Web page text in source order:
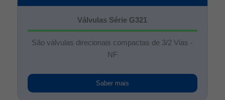
Válvulas Série G321
São válvulas direcionais compactas de 3/2 Vias -
NF
Saber mais